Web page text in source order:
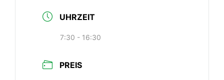
UHRZEIT
7:30 - 16:30
PREIS